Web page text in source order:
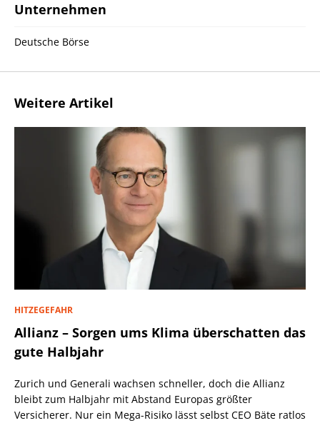
Unternehmen
Deutsche Börse
Weitere Artikel
HITZEGEFAHR
Allianz – Sorgen ums Klima überschatten das
gute Halbjahr
Zurich und Generali wachsen schneller, doch die Allianz
bleibt zum Halbjahr mit Abstand Europas größter
Versicherer. Nur ein Mega-Risiko lässt selbst CEO Bäte ratlos